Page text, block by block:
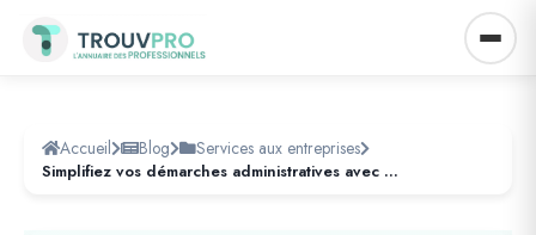
Accueil Blog Services aux entreprises
Simplifiez vos démarches administratives avec TrouvPro : un accompagnement sur mesure pour particuliers et professionnels